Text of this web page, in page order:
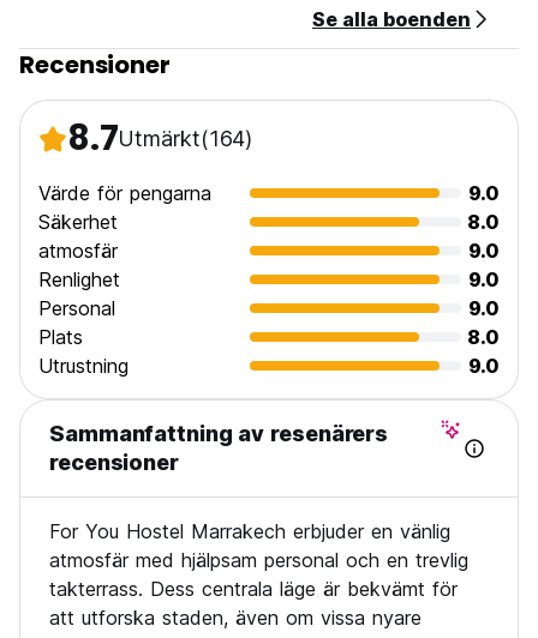
Se alla boenden
Recensioner
8.7Utmärkt(164)
Värde för pengarna
9.0
Säkerhet
8.0
atmosfär
9.0
Renlighet
9.0
Personal
9.0
Plats
8.0
Utrustning
9.0
Sammanfattning av resenärers
recensioner
For You Hostel Marrakech erbjuder en vänlig
atmosfär med hjälpsam personal och en trevlig
takterrass. Dess centrala läge är bekvämt för
att utforska staden, även om vissa nyare